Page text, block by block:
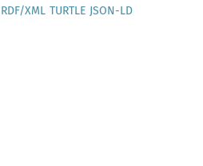
RDF/XML TURTLE JSON-LD